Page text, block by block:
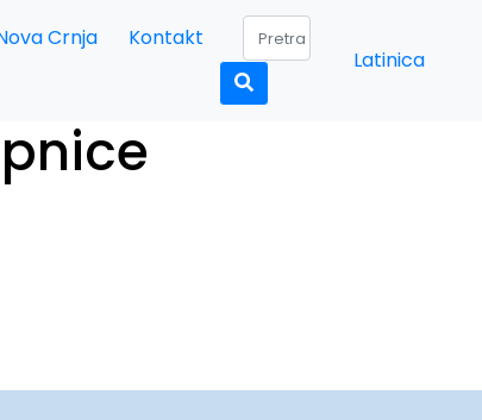
Crnja
Kontakt
Latinica